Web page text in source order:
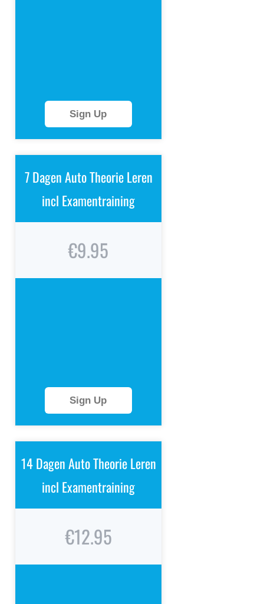
Sign Up
7 Dagen Auto Theorie Leren
incl Examentraining
€9.95
Sign Up
14 Dagen Auto Theorie Leren
incl Examentraining
€12.95